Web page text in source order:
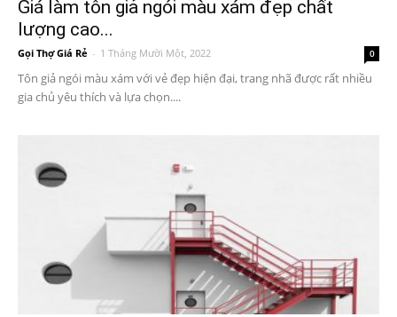
Giá làm tôn giả ngói màu xám đẹp chất
lượng cao...
Gọi Thợ Giá Rẻ - 1 Tháng Mười Một, 2022 0
Tôn giả ngói màu xám với vẻ đẹp hiện đại, trang nhã được rất nhiều
gia chủ yêu thích và lựa chọn....